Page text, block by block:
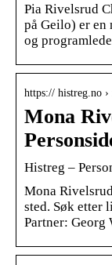
Pia Rivelsrud
på Geilo) er
og
https:// histreg.no ›
Mona
Histreg –
Mona
sted. Søk etter
Partner: Georg